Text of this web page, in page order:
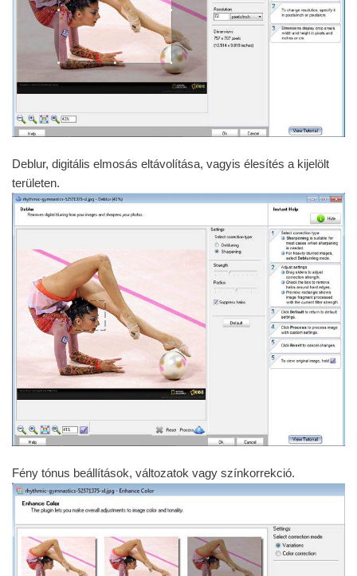
Deblur, digitális elmosás eltávolítása, vagyis élesítés a kijelölt
területen.
Fény tónus beállítások, változatok vagy színkorrekció.